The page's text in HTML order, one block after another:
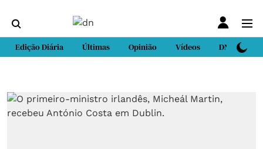
Edição Diária Últimas Opinião Vídeos DN Sport